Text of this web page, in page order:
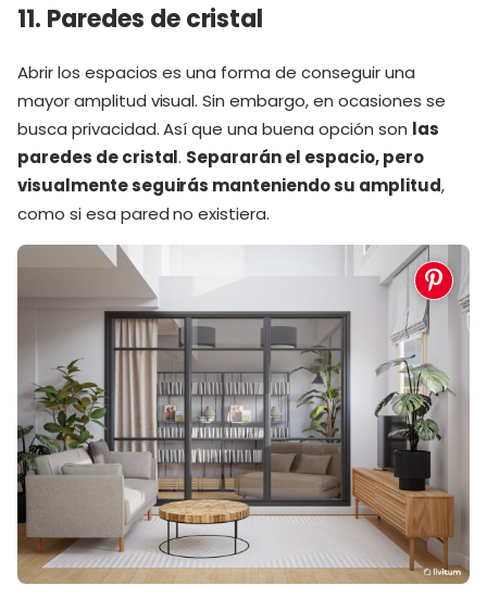
11. Paredes de cristal
Abrir los espacios es una forma de conseguir una
mayor amplitud visual. Sin embargo, en ocasiones se
busca privacidad. Así que una buena opción son las
paredes de cristal. Separarán el espacio, pero
visualmente seguirás manteniendo su amplitud,
como si esa pared no existiera.